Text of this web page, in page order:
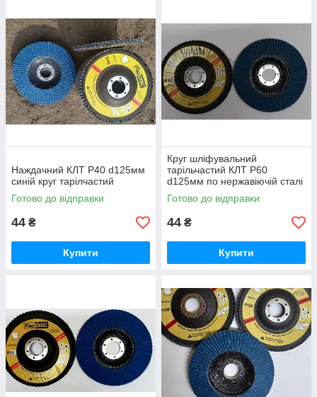
Наждачний КЛТ Р40 d125мм
синій круг тарілчастий
Готово до відправки
44 ₴
Купити
Круг шліфувальний
тарільчастий КЛТ Р60
d125мм по нержавіючій сталі
Готово до відправки
44 ₴
Купити